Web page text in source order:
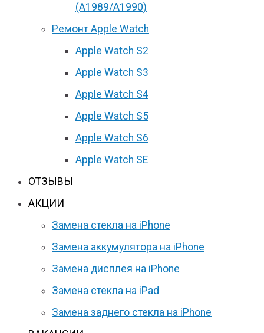
(А1989/A1990)
Ремонт Apple Watch
Apple Watch S2
Apple Watch S3
Apple Watch S4
Apple Watch S5
Apple Watch S6
Apple Watch SE
ОТЗЫВЫ
АКЦИИ
Замена стекла на iPhone
Замена аккумулятора на iPhone
Замена дисплея на iPhone
Замена стекла на iPad
Замена заднего стекла на iPhone